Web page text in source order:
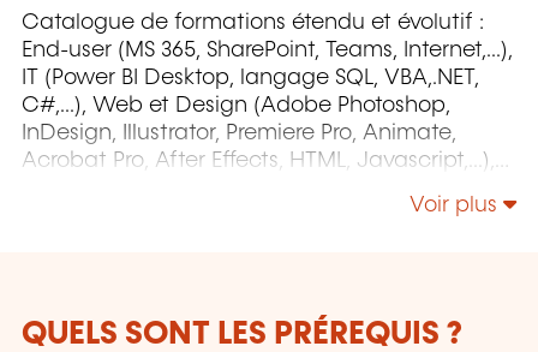
Catalogue de formations étendu et évolutif :
End-user (MS 365, SharePoint, Teams, Internet,...),
IT (Power BI Desktop, langage SQL, VBA,.NET,
C#,...), Web et Design (Adobe Photoshop,
InDesign, Illustrator, Premiere Pro, Animate,
Acrobat Pro, After Effects, HTML, Javascript,...),
Voir plus
QUELS SONT LES PRÉREQUIS ?